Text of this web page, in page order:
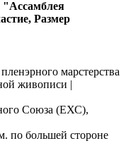
"Ассамблея
Размер
марстерства
живописи |
Союза (ЕХС),
по большей стороне